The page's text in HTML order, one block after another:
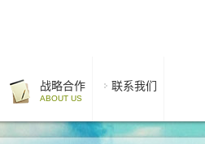
战略合作
ABOUT US
联系我们